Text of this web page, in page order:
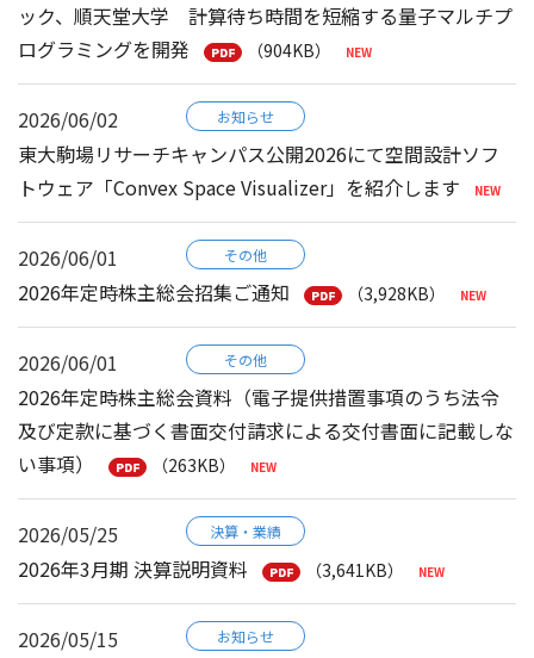
ック、順天堂大学 計算待ち時間を短縮する量子マルチプ
ログラミングを開発
（904KB）
2026/06/02 お知らせ
東大駒場リサーチキャンパス公開2026にて空間設計ソフ
トウェア「Convex Space Visualizer」を紹介します
2026/06/01 その他
2026年定時株主総会招集ご通知 （3,928KB）
2026/06/01 その他
2026年定時株主総会資料（電子提供措置事項のうち法令
及び定款に基づく書面交付請求による交付書面に記載しな
い事項）
（263KB）
2026/05/25 決算・業績
2026年3月期 決算説明資料 （3,641KB）
2026/05/15 お知らせ